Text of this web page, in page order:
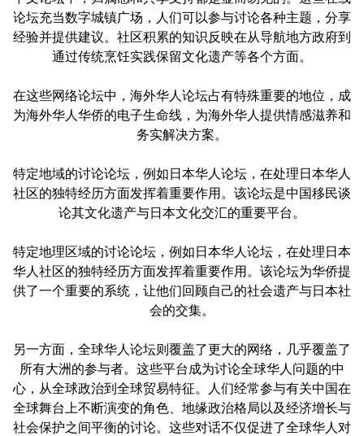
论坛充当数字城镇广场，人们可以参与讨论各种主题，分享
经验并提供建议。社区积累的知识反映在从导航地方政府到
通过传统烹饪实践保留文化遗产等各个方面。
在这些网络论坛中，海外华人论坛占有特殊重要的地位，成
为海外华人华侨的电子生命线，为海外华人提供情感滋养和
务实解决方案。
特定地域的讨论论坛，例如日本华人论坛，在处理日本华人
社区的独特经历方面发挥着重要作用。该论坛是中国移民谈
论其文化遗产与日本文化交汇的重要平台。
特定地理区域的讨论论坛，例如日本华人论坛，在处理日本
华人社区的独特经历方面发挥着重要作用。该论坛为华侨提
供了一个重要的系统，让他们回顾自己的社会遗产与日本社
会的交集。
另一方面，全球华人论坛则覆盖了更大的网络，几乎覆盖了
所有大洲的参与者。这些平台成为讨论全球华人问题的中
心，从全球政治到全球贸易特征。人们经常参与有关中国在
全球舞台上不断演变的角色、地缘政治格局以及经济增长与
社会保护之间平衡的讨论。这些对话不仅促进了全球华人对